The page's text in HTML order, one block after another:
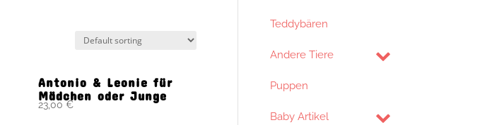
Antonio & Leonie für
Mädchen oder Junge
23,00€
Teddybären
Andere Tiere
Puppen
Baby Artikel